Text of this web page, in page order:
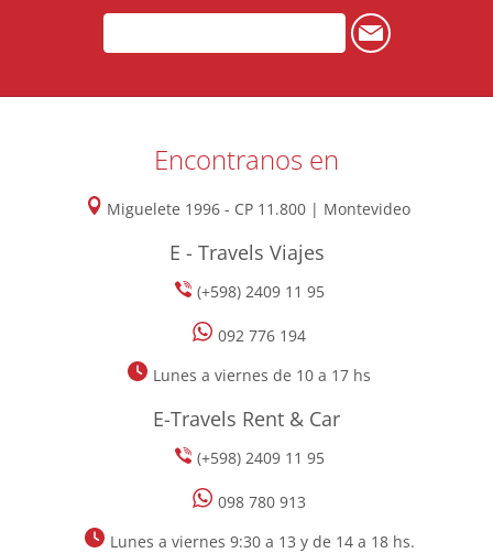
Encontranos en
Miguelete 1996 - CP 11.800 | Montevideo
E - Travels Viajes
(+598) 2409 11 95
092 776 194
Lunes a viernes de 10 a 17 hs
E-Travels Rent & Car
(+598) 2409 11 95
098 780 913
Lunes a viernes 9:30 a 13 y de 14 a 18 hs.